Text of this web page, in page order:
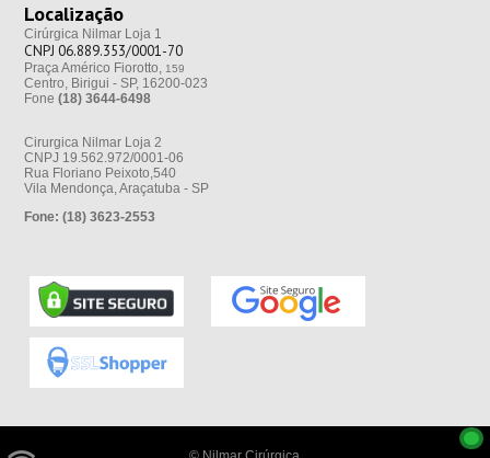
Localização
Cirúrgica Nilmar Loja 1
CNPJ 06.889.353/0001-70
Praça Américo Fiorotto, 159
Centro, Birigui - SP, 16200-023
Fone (18) 3644-6498
Cirurgica Nilmar Loja 2
CNPJ 19.562.972/0001-06
Rua Floriano Peixoto,540
Vila Mendonça, Araçatuba - SP
Fone: (18) 3623-2553